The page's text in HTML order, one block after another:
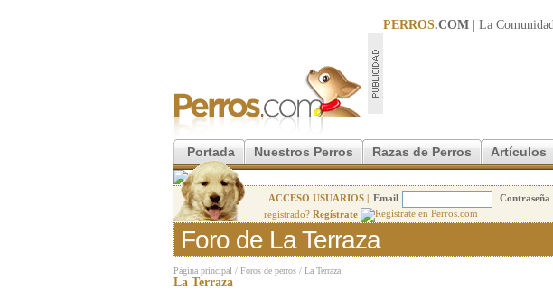
PERROS.COM | La
Portada Nuestros Perros Razas de Perros Artículos
ACCESO USUARIOS | Email Contraseña
registrado? Regístrate
Foro de La Terraza
Página principal / Foros de perros / La Terraza
La Terraza